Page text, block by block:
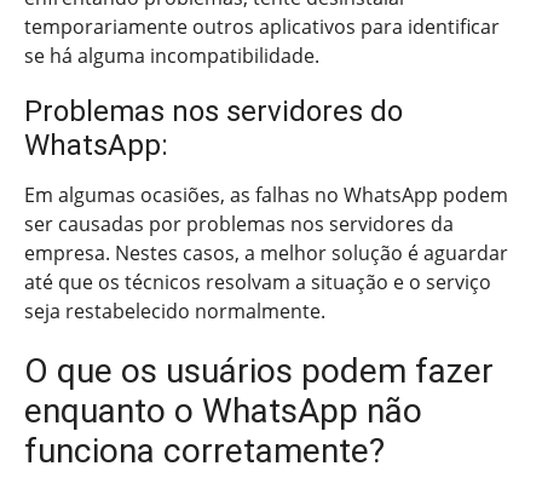
temporariamente outros aplicativos para identificar
se há alguma incompatibilidade.
Problemas nos servidores do
WhatsApp:
Em algumas ocasiões, as falhas no WhatsApp podem
ser causadas por problemas nos servidores da
empresa. Nestes casos, a melhor solução é aguardar
até que os técnicos resolvam a situação e o serviço
seja restabelecido normalmente.
O que os usuários podem fazer
enquanto o WhatsApp não
funciona corretamente?